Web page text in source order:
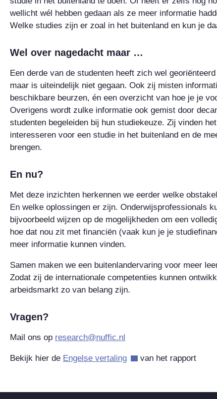
wellicht wél hebben gedaan als ze meer informatie
Welke studies zijn er zoal in het buitenland en kun je
Wel over nagedacht maar …
Een derde van de studenten heeft zich wel
maar is uiteindelijk niet gegaan. Ook zij misten
beschikbare beurzen, én een overzicht van hoe je je
Overigens wordt zulke informatie ook gemist door
studenten begeleiden bij hun studiekeuze. Zij vinden
interesseren voor een studie in het buitenland en de
brengen.
En nu?
Met deze inzichten herkennen we eerder welke
En welke oplossingen er zijn. Onderwijsprofessionals
bijvoorbeeld wijzen op de mogelijkheden om een
hoe dat nou zit met financiën (vaak kun je je
meer informatie kunnen vinden.
Samen maken we een buitenlandervaring voor meer
Zodat zij de internationale competenties kunnen
arbeidsmarkt zo van belang zijn.
Vragen?
Mail ons op research@nuffic.nl
Bekijk hier de Engelse vertaling van het rapport